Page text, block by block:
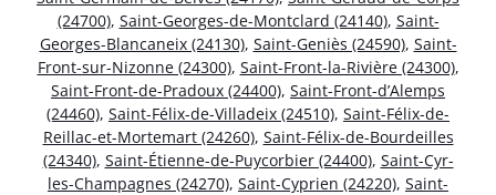
(24700), Saint-Georges-de-Montclard (24140), Saint-
Georges-Blancaneix (24130), Saint-Geniès (24590), Saint-
Front-sur-Nizonne (24300), Saint-Front-la-Rivière (24300),
Saint-Front-de-Pradoux (24400), Saint-Front-d’Alemps
(24460), Saint-Félix-de-Villadeix (24510), Saint-Félix-de-
Reillac-et-Mortemart (24260), Saint-Félix-de-Bourdeilles
(24340), Saint-Étienne-de-Puycorbier (24400), Saint-Cyr-
les-Champagnes (24270), Saint-Cyprien (24220), Saint-